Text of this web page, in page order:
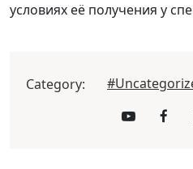
условиях её получения у
Category: